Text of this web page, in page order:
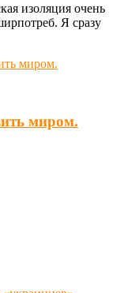
изоляция очень
Я сразу
миром.